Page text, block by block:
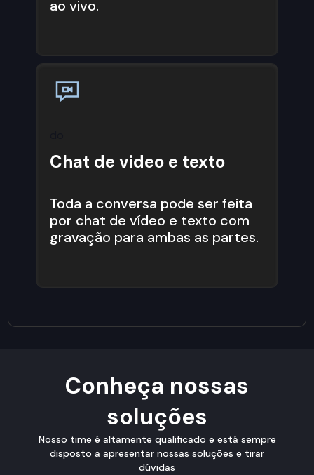
ao vivo.
Chat de video e texto
Toda a conversa pode ser feita
por chat de vídeo e texto com
gravação para ambas as partes.
Conheça nossas
soluções
Nosso time é altamente qualificado e está sempre
disposto a apresentar nossas soluções e tirar
dúvidas